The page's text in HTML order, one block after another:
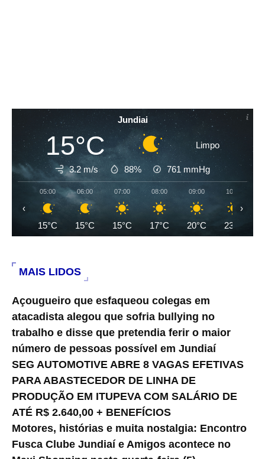
Jundiai
15°C Limpo
3.2 m/s 88% 761 mmHg
05:00
15°C
06:00
15°C
07:00
15°C
08:00
17°C
09:00
20°C
10:00
23°C
‹ ›
MAIS LIDOS
Açougueiro que esfaqueou colegas em
atacadista alegou que sofria bullying no
trabalho e disse que pretendia ferir o maior
número de pessoas possível em Jundiaí
SEG AUTOMOTIVE ABRE 8 VAGAS EFETIVAS
PARA ABASTECEDOR DE LINHA DE
PRODUÇÃO EM ITUPEVA COM SALÁRIO DE
ATÉ R$ 2.640,00 + BENEFÍCIOS
Motores, histórias e muita nostalgia: Encontro
Fusca Clube Jundiaí e Amigos acontece no